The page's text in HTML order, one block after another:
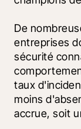
De
entreprises
sécurité
taux
moins
accrue, soit